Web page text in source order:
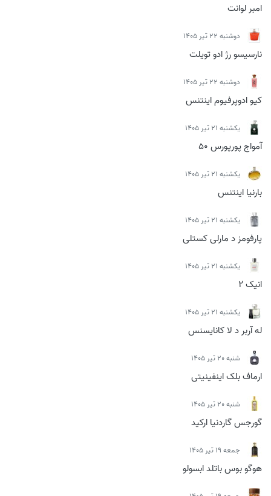
امبر لوانت
دوشنبه 22 تیر 1405
نارسیسو رژ ادو تویلت
دوشنبه 22 تیر 1405
کیو ادوپرفیوم اینتنس
يكشنبه 21 تیر 1405
آمواج پورپورس 50
يكشنبه 21 تیر 1405
بارنیا اینتنس
يكشنبه 21 تیر 1405
پارفومز د مارلی کستلی
يكشنبه 21 تیر 1405
انیک 2
يكشنبه 21 تیر 1405
له آربر د لا کانایسنس
شنبه 20 تیر 1405
ارماف بلک اینفینیتی
شنبه 20 تیر 1405
گورجس گاردنیا ارکید
جمعه 19 تیر 1405
هوگو بوس باتلد ابسولو